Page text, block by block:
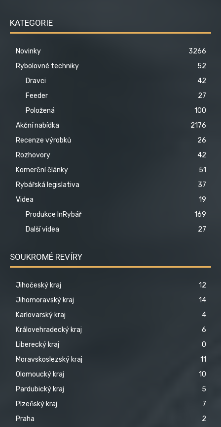
KATEGORIE
Novinky
3266
Rybolovné techniky
52
Dravci
42
Feeder
27
Položená
100
Akční nabídka
2176
Recenze výrobků
26
Rozhovory
42
Komerční články
51
Rybářská legislativa
37
Videa
19
Produkce InRybář
169
Další videa
27
SOUKROMÉ REVÍRY
Jihočeský kraj
12
Jihomoravský kraj
14
Karlovarský kraj
4
Královehradecký kraj
6
Liberecký kraj
0
Moravskoslezský kraj
11
Olomoucký kraj
10
Pardubický kraj
5
Plzeňský kraj
7
Praha
2